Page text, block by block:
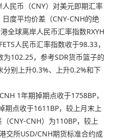
民币（CNY）对美元即期汇率
度平均价差（CNY-CNH的绝
全球离岸人民币汇率指数RXYH
人民币汇率指数收于98.33，
102.25，参考SDR货币篮子的
别上升0.3%、上升0.2%和下
1年期掉期点收于1758BP，
期点收于1611BP，较上月末上
CNY-CNH）为110BP，较上
交所USD/CNH期货标准合约成